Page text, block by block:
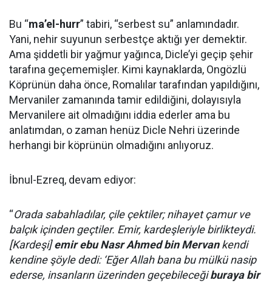
Bu “ma’el-hurr” tabiri, “serbest su” anlamındadır.
Yani, nehir suyunun serbestçe aktığı yer demektir.
Ama şiddetli bir yağmur yağınca, Dicle’yi geçip şehir
tarafına geçememişler. Kimi kaynaklarda, Ongözlü
Köprünün daha önce, Romalılar tarafından yapıldığını,
Mervaniler zamanında tamir edildiğini, dolayısıyla
Mervanilere ait olmadığını iddia ederler ama bu
anlatımdan, o zaman henüz Dicle Nehri üzerinde
herhangi bir köprünün olmadığını anlıyoruz.
İbnul-Ezreq, devam ediyor:
“Orada sabahladılar, çile çektiler; nihayet çamur ve
balçık içinden geçtiler. Emir, kardeşleriyle birlikteydi.
[Kardeşi]emir ebu Nasr Ahmed bin Mervankendi
kendine şöyle dedi: ‘Eğer Allah bana bu mülkü nasip
ederse, insanların üzerinden geçebileceğiburaya bir